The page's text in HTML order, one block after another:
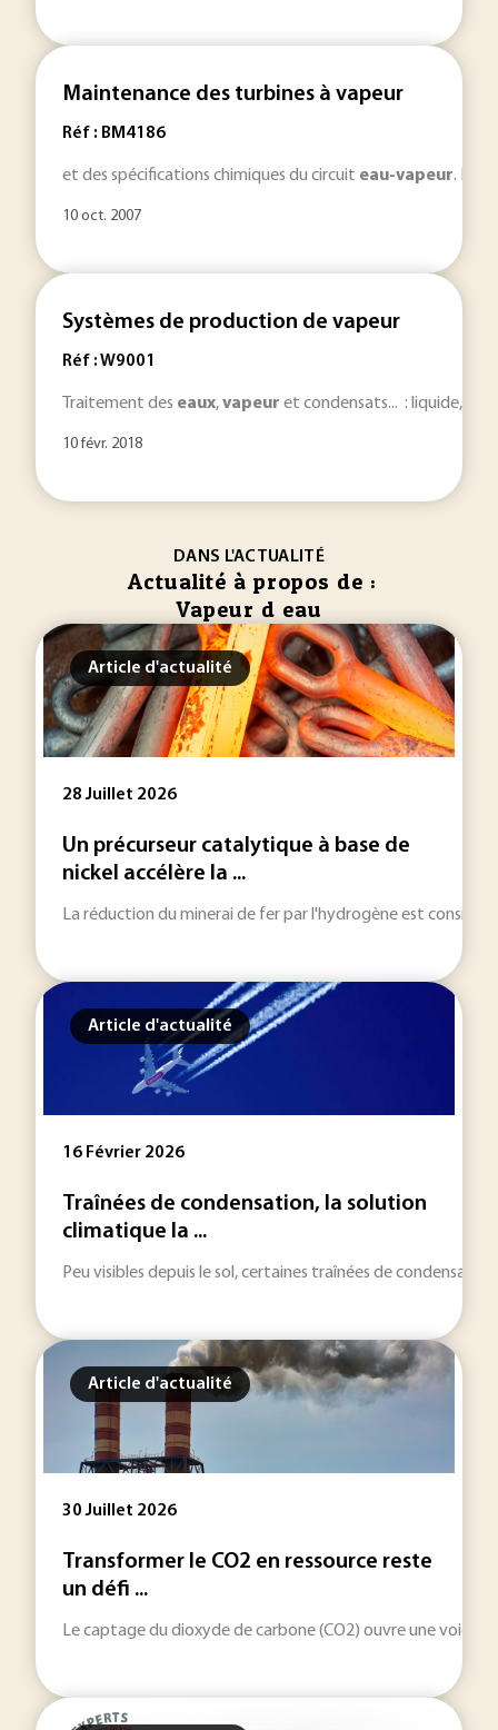
Maintenance des turbines à vapeur
Réf : BM4186
et des spécifications chimiques du circuit eau-vapeur.
10 oct. 2007
Systèmes de production de vapeur
Réf : W9001
Traitement des eaux,vapeur et condensats... : liquide,
10 févr. 2018
DANS L'ACTUALITÉ
Actualité à propos de :
Vapeur d eau
Article d'actualité
28 Juillet 2026
Un précurseur catalytique à base de
nickel accélère la ...
La réduction du minerai de fer par l'hydrogène est
Article d'actualité
16 Février 2026
Traînées de condensation, la solution
climatique la ...
Peu visibles depuis le sol, certaines traînées de
Article d'actualité
30 Juillet 2026
Transformer le CO2 en ressource reste
un défi ...
Le captage du dioxyde de carbone (CO2) ouvre une voie